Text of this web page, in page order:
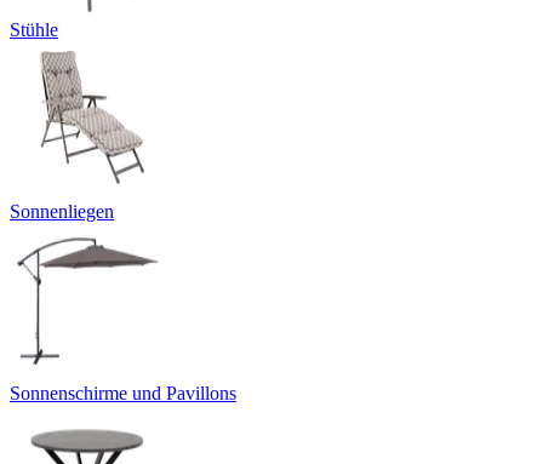
Stühle
Sonnenliegen
Sonnenschirme und Pavillons